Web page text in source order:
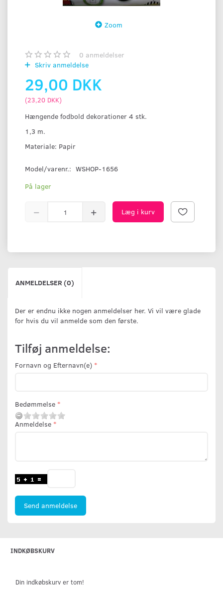
Zoom
0 anmeldelser
Skriv anmeldelse
29,00 DKK
(23,20 DKK)
Hængende fodbold dekorationer 4 stk.
1,3 m.
Materiale: Papir
Model/varenr.: WSHOP-1656
På lager
Læg i kurv
ANMELDELSER (0)
Der er endnu ikke nogen anmeldelser her. Vi vil være glade
for hvis du vil anmelde som den første.
Tilføj anmeldelse:
Fornavn og Efternavn(e)
Bedømmelse
Anmeldelse
Send anmeldelse
INDKØBSKURV
Din indkøbskurv er tom!